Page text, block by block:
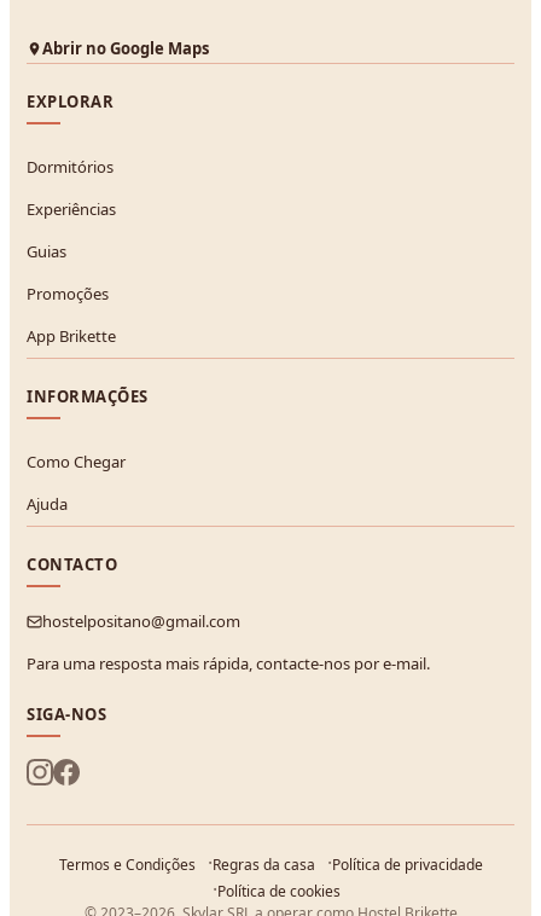
Abrir no Google Maps
EXPLORAR
Dormitórios
Experiências
Guias
Promoções
App Brikette
INFORMAÇÕES
Como Chegar
Ajuda
CONTACTO
hostelpositano@gmail.com
Para uma resposta mais rápida, contacte-nos por e-mail.
SIGA-NOS
Termos e Condições Regras da casa
Política de privacidade
Política de cookies